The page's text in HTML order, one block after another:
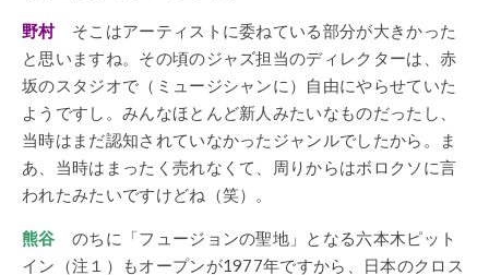
野村そこはアーティストに委ねている部分が大きかった
と思いますね。その頃のジャズ担当のディレクターは、赤
坂のスタジオで（ミュージシャンに）自由にやらせていた
ようですし。みんなほとんど新人みたいなものだったし、
当時はまだ認知されていなかったジャンルでしたから。ま
あ、当時はまったく売れなくて、周りからはボロクソに言
われたみたいですけどね（笑）。
熊谷 のちに「フュージョンの聖地」となる六本木ピット
イン（注１）もオープンが1977年ですから、日本のクロス